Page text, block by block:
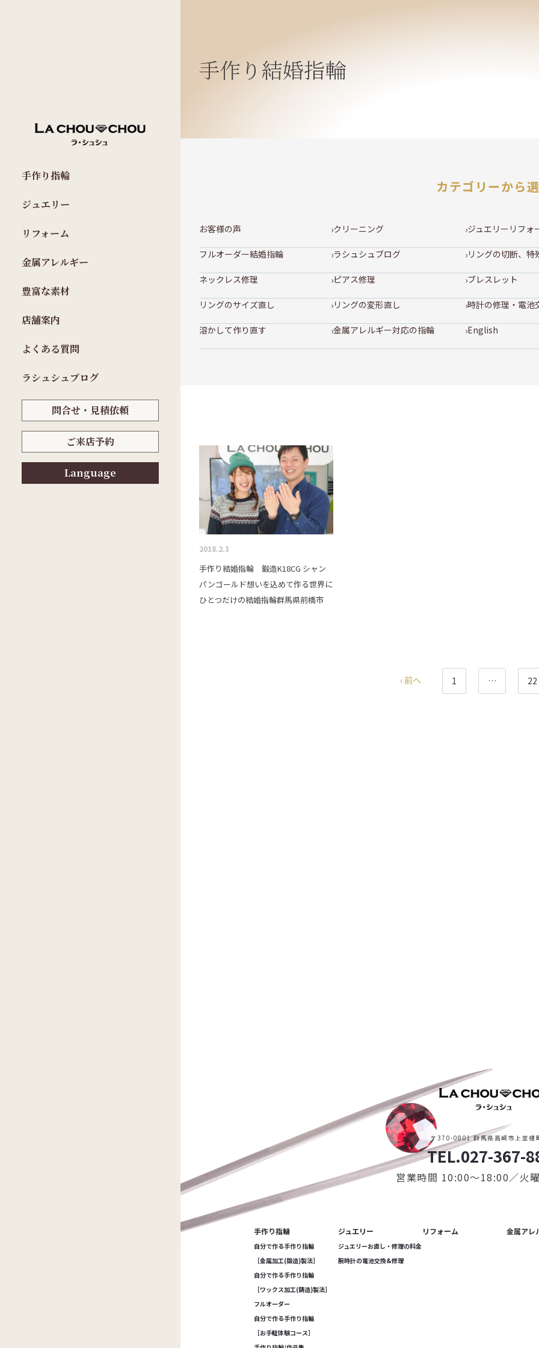
手作り指輪
ジュエリー
リフォーム
金属アレルギー
豊富な素材
店舗案内
よくある質問
ラシュシュブログ
問合せ・見積依頼
ご来店予約
Language
手作り結婚指輪
カテゴリーから
お客様の声 クリーニング ジュエリーリフォ
フルオーダー結婚指輪 ラシュシュブログ リングの切断、特
ネックレス修理 ピアス修理 ブレスレット
リングのサイズ直し リングの変形直し 時計の修理・電池
溶かして作り直す 金属アレルギー対応の指輪 English
2018.2.3
手作り結婚指輪 鍛造K18CG シャン
パンゴールド想いを込めて作る世界に
ひとつだけの結婚指輪群馬県前橋市
‹ 前へ 1 … 22
〒370-0801 群馬県高崎市上並榎
TEL.027-367-
営業時間 10:00〜18:00／火
手作り指輪
自分で作る手作り指輪
［金属加工(鍛造)製法］
自分で作る手作り指輪
［ワックス加工(鋳造)製法］
フルオーダー
自分で作る手作り指輪
［お手軽体験コース］
ジュエリー
ジュエリーお直し・修理の料金
腕時計の電池交換&修理
リフォーム 金属アレ